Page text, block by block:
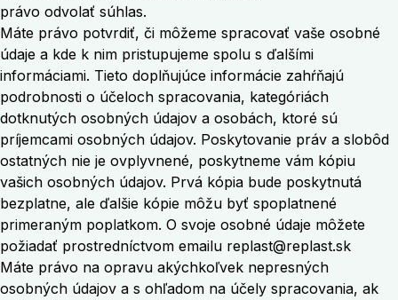
právo odvolať súhlas.
Máte právo potvrdiť, či môžeme spracovať vaše osobné
údaje a kde k nim pristupujeme spolu s ďalšími
informáciami. Tieto doplňujúce informácie zahŕňajú
podrobnosti o účeloch spracovania, kategóriách
dotknutých osobných údajov a osobách, ktoré sú
príjemcami osobných údajov. Poskytovanie práv a slobôd
ostatných nie je ovplyvnené, poskytneme vám kópiu
vašich osobných údajov. Prvá kópia bude poskytnutá
bezplatne, ale ďalšie kópie môžu byť spoplatnené
primeraným poplatkom. O svoje osobné údaje môžete
požiadať prostredníctvom emailu replast@replast.sk
Máte právo na opravu akýchkoľvek nepresných
osobných údajov a s ohľadom na účely spracovania, ak